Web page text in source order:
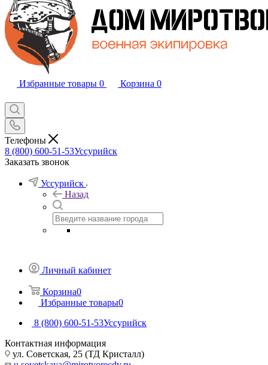
Избранные товары 0 Корзина 0
Телефоны
8 (800) 600-51-53Уссурийск
Заказать звонок
Уссурийск
Назад
Личный кабинет
Корзина0
Избранные товары0
8 (800) 600-51-53Уссурийск
Контактная информация
ул. Советская, 25 (ТД Кристалл)